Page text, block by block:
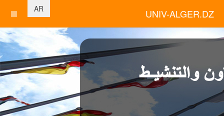
UNIV-ALGER.DZ
اختر لغتك
AR